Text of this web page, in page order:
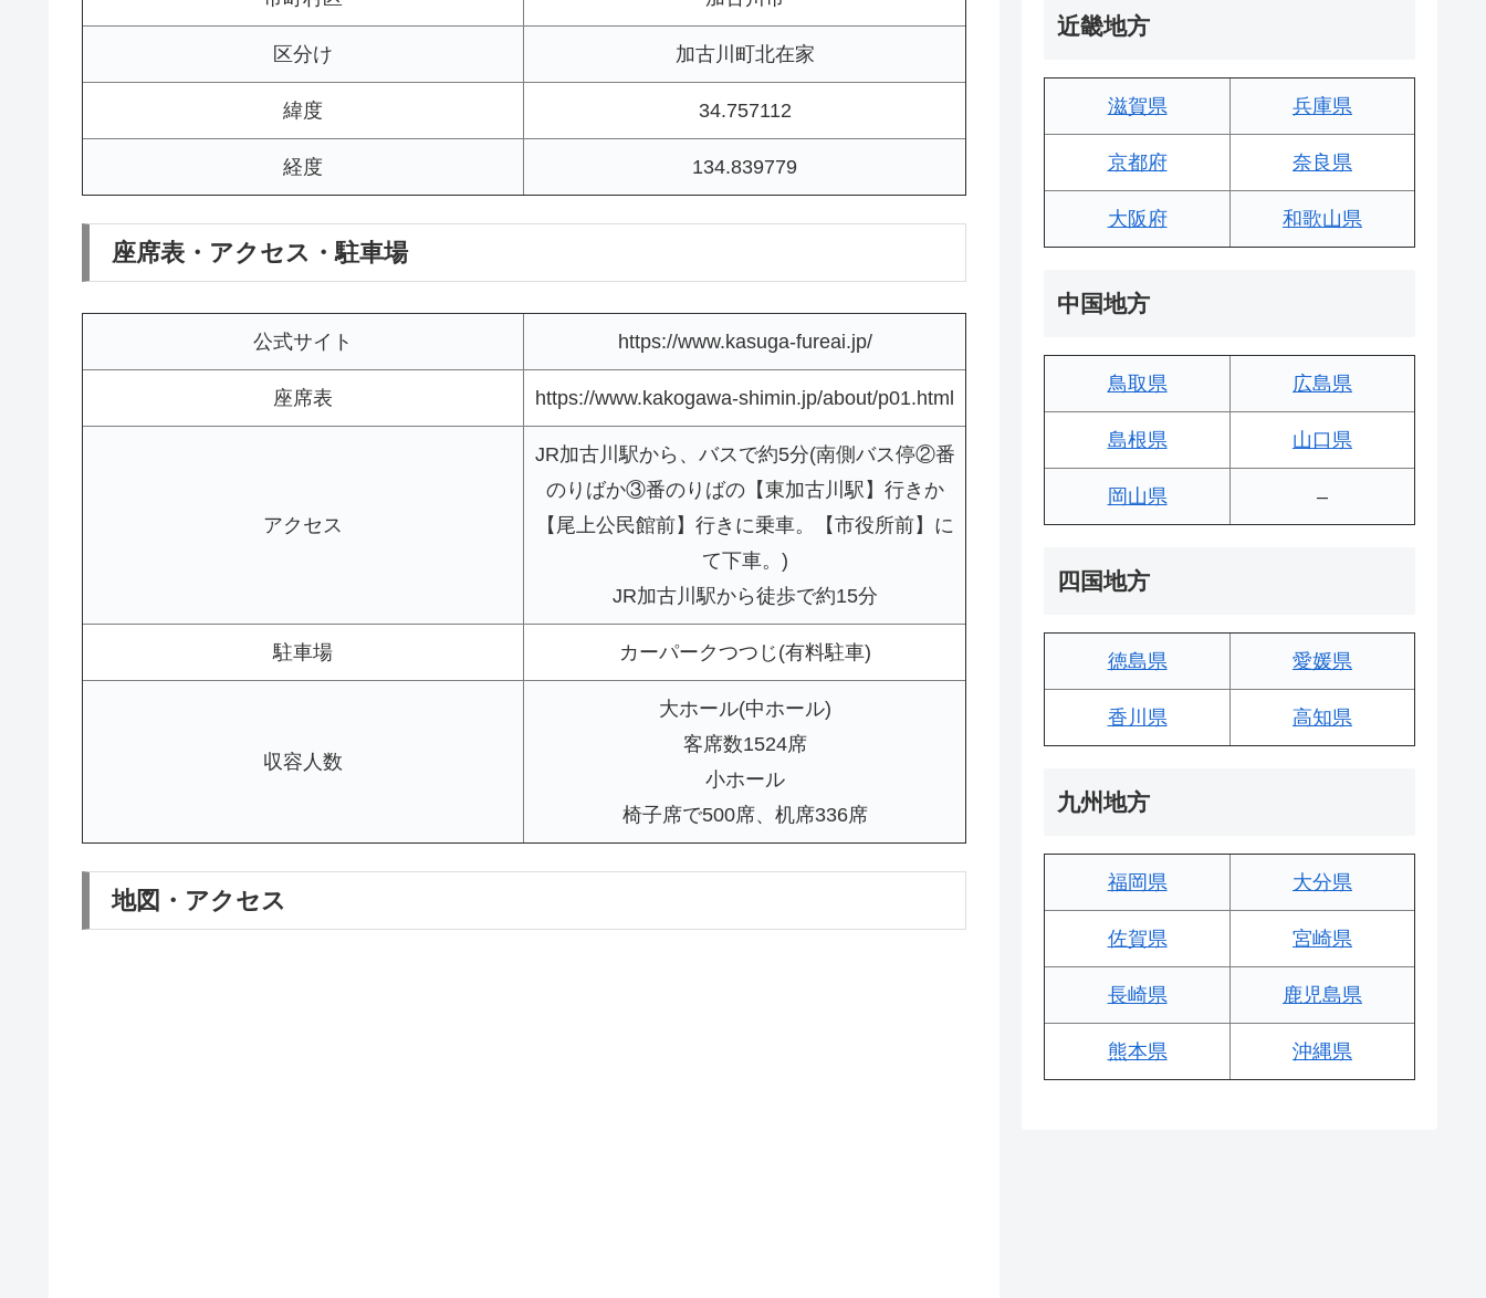
区分け 加古川町北在家
緯度 34.757112
経度 134.839779
座席表・アクセス・駐車場
公式サイト https://www.kasuga-fureai.jp/
座席表 https://www.kakogawa-shimin.jp/about/p01.html
アクセス
JR加古川駅から、バスで約5分(南側バス停②番
のりばか③番のりばの【東加古川駅】行きか
【尾上公民館前】行きに乗車。【市役所前】に
て下車。)
JR加古川駅から徒歩で約15分
駐車場 カーパークつつじ(有料駐車)
収容人数
大ホール(中ホール)
客席数1524席
小ホール
椅子席で500席、机席336席
地図・アクセス
近畿地方
滋賀県 兵庫県
京都府 奈良県
大阪府 和歌山県
中国地方
鳥取県 広島県
島根県 山口県
岡山県 –
四国地方
徳島県 愛媛県
香川県 高知県
九州地方
福岡県 大分県
佐賀県 宮崎県
長崎県 鹿児島県
熊本県 沖縄県